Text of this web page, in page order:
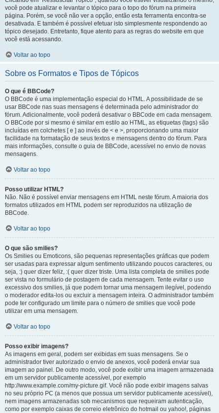
você pode atualizar e levantar o tópico para o topo do fórum na primeira
página. Porém, se você não ver a opção, então esta ferramenta encontra-se
desativada. E também é possível efetuar isto simplesmente respondendo ao
tópico desejado. Entretanto, fique atento para as regras do website em que
você está acessando.
Voltar ao topo
Sobre os Formatos e Tipos de Tópicos
O que é BBCode?
O BBCode é uma implementação especial do HTML. A possibilidade de se
usar BBCode nas suas mensagens é determinada pelo administrador do
fórum. Adicionalmente, você poderá desativar o BBCode em cada mensagem.
O BBCode por si mesmo é similar em estilo ao HTML, as etiquetas (tags) são
incluídas em colchetes [ e ] ao invés de < e >, proporcionando uma maior
facilidade na formatação de seus textos e mensagens dentro do fórum. Para
mais informações, consulte o guia de BBCode, acessível no envio de novas
mensagens.
Voltar ao topo
Posso utilizar HTML?
Não. Não é possível enviar mensagens em HTML neste fórum. A maioria dos
formatos utilizados em HTML podem ser reproduzidos na utilização de
BBCode.
Voltar ao topo
O que são smilies?
Os Smilies ou Emoticons, são pequenas representações gráficas que podem
ser usadas para expressar algum sentimento utilizando poucos caracteres, ou
seja, :) quer dizer feliz, :( quer dizer triste. Uma lista completa de smilies pode
ser vista no formulário de postagem de cada mensagem. Tente evitar o uso
excessivo dos smilies, já que podem tornar uma mensagem ilegível, podendo
o moderador edita-los ou excluir a mensagem inteira. O administrador também
pode ter configurado um limite para o número de smilies que você pode
utilizar em uma mensagem.
Voltar ao topo
Posso exibir imagens?
As imagens em geral, podem ser exibidas em suas mensagens. Se o
administrador tiver autorizado o envio de anexos, você poderá enviar sua
imagem ao painel. De outro modo, você pode exibir uma imagem armazenada
em um servidor publicamente acessível, por exemplo
http://www.example.com/my-picture.gif. Você não pode exibir imagens salvas
no seu próprio PC (a menos que possua um servidor publicamente acessível),
nem imagens armazenadas sob mecanismos que requeiram autenticação,
como por exemplo caixas de correio eletrônico do hotmail ou yahoo!, páginas